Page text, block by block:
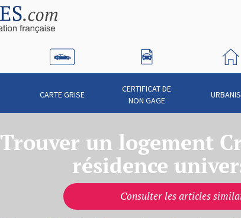
CARTE GRISE
CERTIFICAT DE
NON GAGE
Trouver un logement
résidence
Consulter les articles